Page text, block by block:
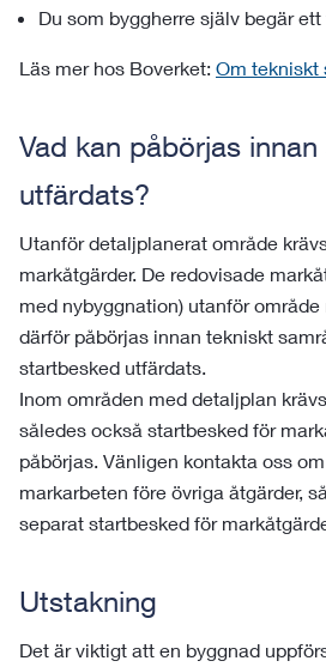
Du som byggherre själv begär
Läs mer hos Boverket: Om tekniskt
Vad kan påbörjas
utfärdats?
Utanför detaljplanerat område
markåtgärder. De redovisade
med nybyggnation) utanför
därför påbörjas innan tekniskt
startbesked utfärdats.
Inom områden med detaljplan
således också startbesked för
påbörjas. Vänligen kontakta oss
markarbeten före övriga åtgärder,
separat startbesked för
Utstakning
Det är viktigt att en byggnad